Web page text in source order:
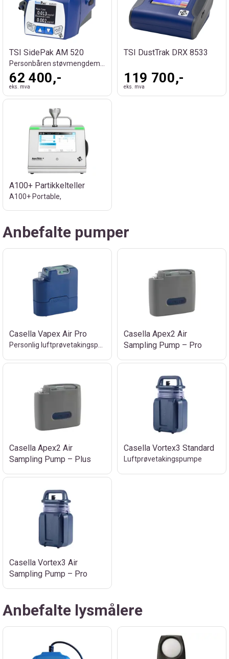
TSI SidePak AM 520
62 400,-
eks. mva
TSI DustTrak DRX 8533
119 700,-
eks. mva
A100+ Partikkelteller
A100+ Portable,
Anbefalte pumper
Casella Vapex Air Pro
Casella Apex2 Air
Sampling Pump – Pro
Casella Apex2 Air
Sampling Pump – Plus
Casella Vortex3 Standard
Luftprøvetakingspumpe
Casella Vortex3 Air
Sampling Pump – Pro
Anbefalte lysmålere